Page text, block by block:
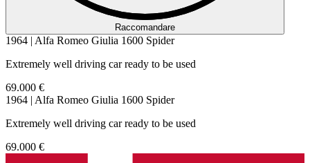
Raccomandare
1964 | Alfa Romeo Giulia 1600 Spider
Extremely well driving car ready to be used
69.000 €
1964 | Alfa Romeo Giulia 1600 Spider
Extremely well driving car ready to be used
69.000 €